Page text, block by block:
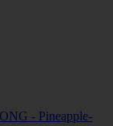
- Pineapple-